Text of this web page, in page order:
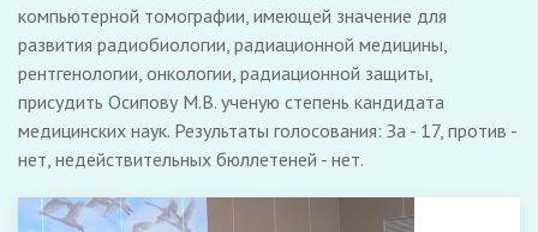
компьютерной томографии, имеющей значение для
развития радиобиологии, радиационной медицины,
рентгенологии, онкологии, радиационной защиты,
присудить Осипову М.В. ученую степень кандидата
медицинских наук. Результаты голосования: За - 17, против -
нет, недействительных бюллетеней - нет.